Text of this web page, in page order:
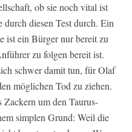
ob sie noch vital ist
diesen Test durch. Ein
ist ein Bürger nur bereit zu
zu folgen bereit ist.
schwer damit tun, für Olaf
möglichen Tod zu ziehen.
um den Taurus-
simplen Grund: Weil die